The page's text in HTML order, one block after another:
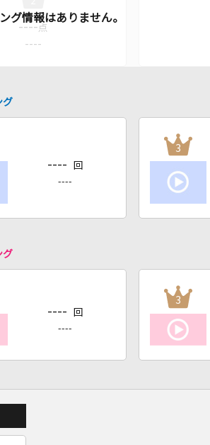
---- 点
----
グ
---- 回
----
3
グ
---- 回
----
3